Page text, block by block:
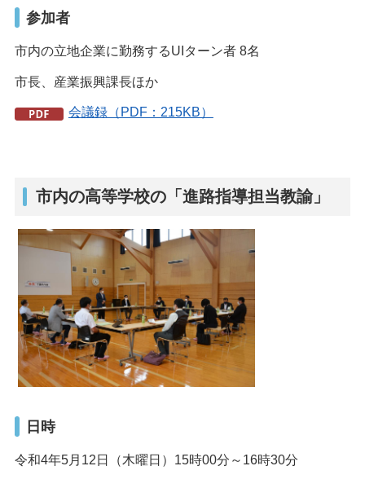
参加者
市内の立地企業に勤務するUIターン者 8名
市長、産業振興課長ほか
会議録（PDF：215KB）
市内の高等学校の「進路指導担当教諭」
日時
令和4年5月12日（木曜日）15時00分～16時30分